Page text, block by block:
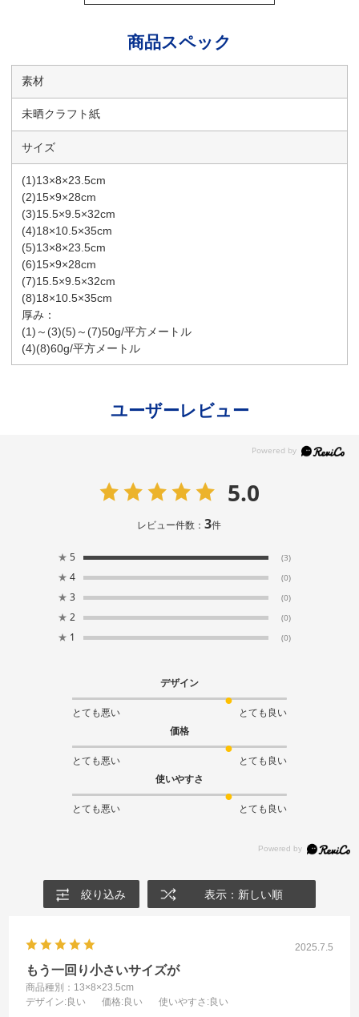
商品スペック
素材
未晒クラフト紙
サイズ
(1)13×8×23.5cm
(2)15×9×28cm
(3)15.5×9.5×32cm
(4)18×10.5×35cm
(5)13×8×23.5cm
(6)15×9×28cm
(7)15.5×9.5×32cm
(8)18×10.5×35cm
厚み：
(1)～(3)(5)～(7)50g/平方メートル
(4)(8)60g/平方メートル
ユーザーレビュー
5.0
レビュー件数：3件
★ 5 (3)
★ 4 (0)
★ 3 (0)
★ 2 (0)
★ 1 (0)
デザイン
とても悪い
とても良い
価格
とても悪い
とても良い
使いやすさ
とても悪い とても良い
絞り込み 表示：新しい順
2025.7.5
もう一回り小さいサイズが
商品種別：13×8×23.5cm
デザイン:良い 価格:良い 使いやすさ :良い